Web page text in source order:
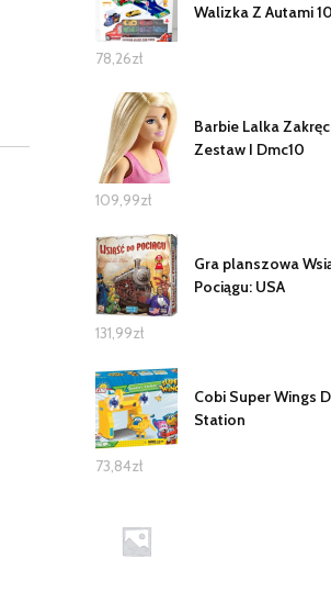
Walizka Z Autami
78,26zł
Barbie Lalka
Zestaw I Dmc10
109,99zł
Gra planszowa
Pociągu: USA
131,99zł
Cobi Super Wings
Station
73,84zł